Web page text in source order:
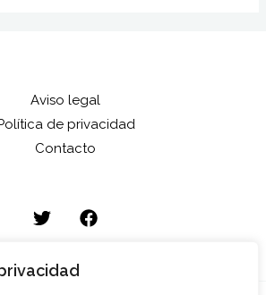
Aviso legal
de privacidad
Contacto